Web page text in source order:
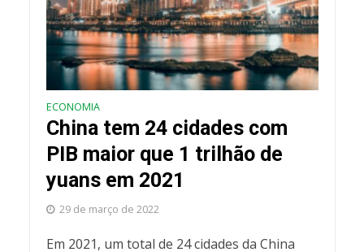
ECONOMIA
China tem 24 cidades com
PIB maior que 1 trilhão de
yuans em 2021
29 de março de 2022
Em 2021, um total de 24 cidades da China